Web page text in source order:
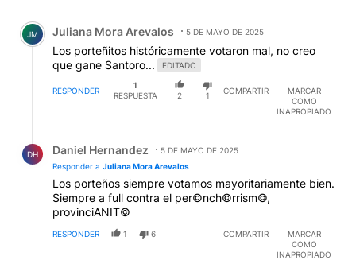
Comentario de Juliana Mora Arevalos.
JM Juliana Mora Arevalos 5 DE MAYO DE 2025
Los porteñitos históricamente votaron mal, no creo
que gane Santoro...
EDITADO
RESPONDER
1
RESPUESTA
2 1
COMPARTIR
MARCAR
COMO
INAPROPIADO
DH Daniel Hernandez
5 DE MAYO DE 2025
Responder a Juliana Mora Arevalos
Los porteños siempre votamos mayoritariamente bien.
Siempre a full contra el per©nch©rrism©,
provinciANIT©
RESPONDER 1 6 COMPARTIR
MARCAR
COMO
INAPROPIADO